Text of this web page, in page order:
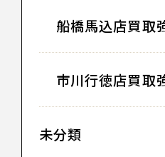
船橋馬込店買取
市川行徳店買取
未分類